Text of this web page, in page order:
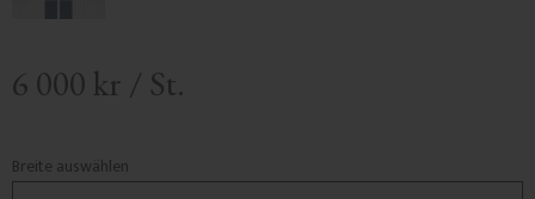
6 000 kr / St.
Breite auswählen